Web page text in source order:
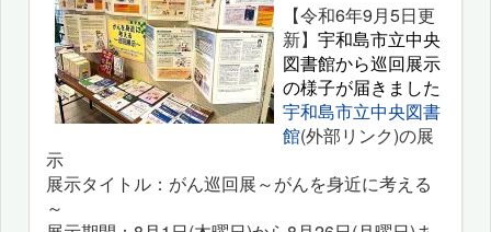
【令和6年9月5日更
新】 宇和島市立中央
図書館から巡回展示
の様子が届きました
宇和島市立中央図書
館(外部リンク)の展
示
展示タイトル：がん巡回展～がんを身近に考える
～